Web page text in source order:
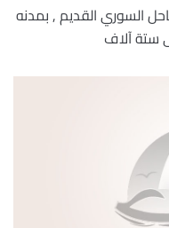
السوري القديم , بمدنه
ستة آلاف